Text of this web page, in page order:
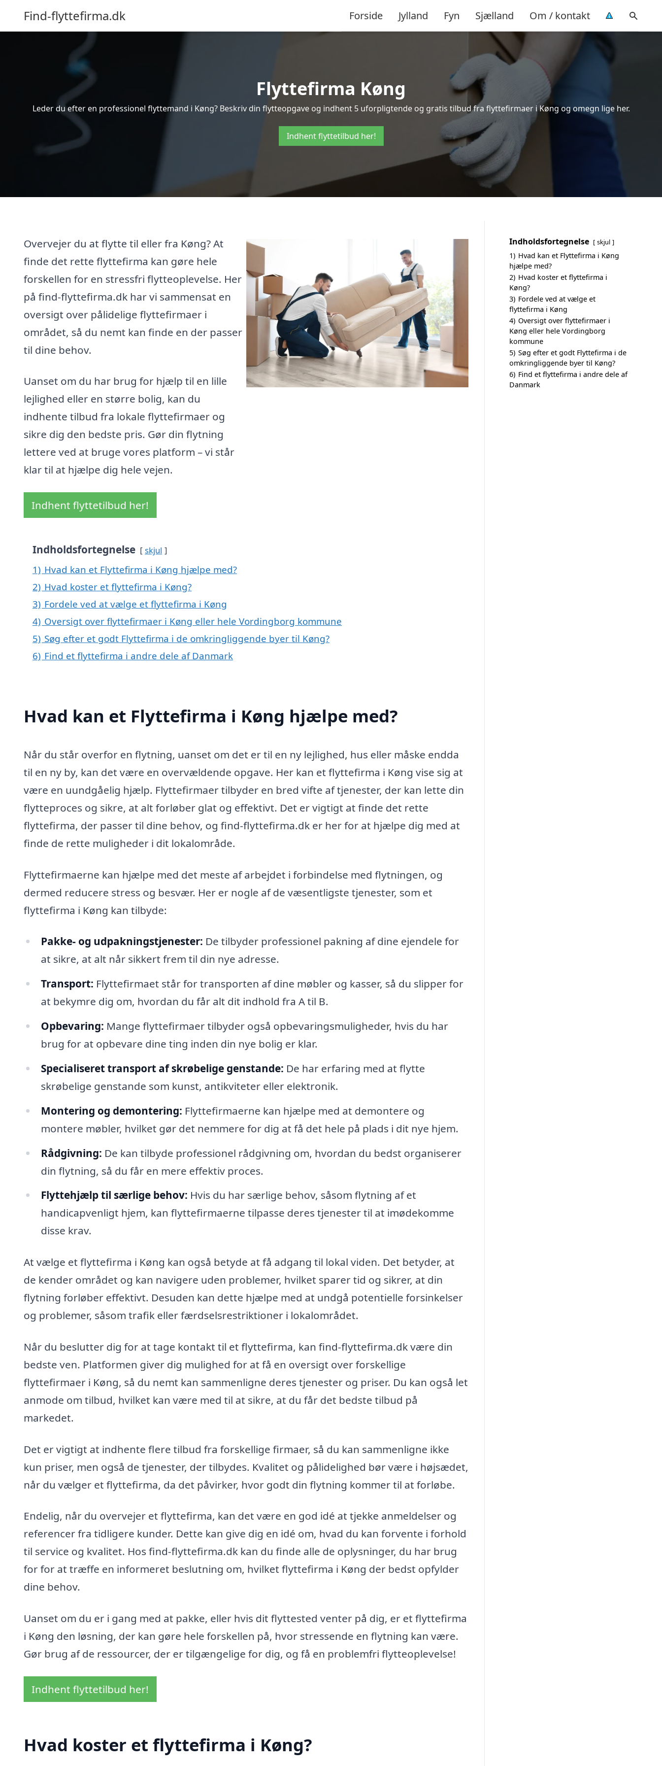
Find-flyttefirma.dk Forside Jylland Fyn Sjælland Om / kontakt
Flyttefirma Køng
Leder du efter en professionel flyttemand i Køng? Beskriv din flytteopgave og indhent 5 uforpligtende og gratis tilbud fra flyttefirmaer i Køng og omegn lige her.
Indhent flyttetilbud her!
Overvejer du at flytte til eller fra Køng? At
finde det rette flyttefirma kan gøre hele
forskellen for en stressfri flytteoplevelse. Her
på find-flyttefirma.dk har vi sammensat en
oversigt over pålidelige flyttefirmaer i
området, så du nemt kan finde en der passer
til dine behov.
Uanset om du har brug for hjælp til en lille
lejlighed eller en større bolig, kan du
indhente tilbud fra lokale flyttefirmaer og
sikre dig den bedste pris. Gør din flytning
lettere ved at bruge vores platform – vi står
klar til at hjælpe dig hele vejen.
Indhent flyttetilbud her!
Indholdsfortegnelse skjul
1) Hvad kan et Flyttefirma i Køng hjælpe med?
2) Hvad koster et flyttefirma i Køng?
3) Fordele ved at vælge et flyttefirma i Køng
4) Oversigt over flyttefirmaer i Køng eller hele Vordingborg kommune
5) Søg efter et godt Flyttefirma i de omkringliggende byer til Køng?
6) Find et flyttefirma i andre dele af Danmark
Hvad kan et Flyttefirma i Køng hjælpe med?
Når du står overfor en flytning, uanset om det er til en ny lejlighed, hus eller måske endda
til en ny by, kan det være en overvældende opgave. Her kan et flyttefirma i Køng vise sig at
være en uundgåelig hjælp. Flyttefirmaer tilbyder en bred vifte af tjenester, der kan lette din
flytteproces og sikre, at alt forløber glat og effektivt. Det er vigtigt at finde det rette
flyttefirma, der passer til dine behov, og find-flyttefirma.dk er her for at hjælpe dig med at
finde de rette muligheder i dit lokalområde.
Flyttefirmaerne kan hjælpe med det meste af arbejdet i forbindelse med flytningen, og
dermed reducere stress og besvær. Her er nogle af de væsentligste tjenester, som et
flyttefirma i Køng kan tilbyde:
Pakke- og udpakningstjenester: De tilbyder professionel pakning af dine ejendele for
at sikre, at alt når sikkert frem til din nye adresse.
Transport: Flyttefirmaet står for transporten af dine møbler og kasser, så du slipper for
at bekymre dig om, hvordan du får alt dit indhold fra A til B.
Opbevaring: Mange flyttefirmaer tilbyder også opbevaringsmuligheder, hvis du har
brug for at opbevare dine ting inden din nye bolig er klar.
Specialiseret transport af skrøbelige genstande: De har erfaring med at flytte
skrøbelige genstande som kunst, antikviteter eller elektronik.
Montering og demontering: Flyttefirmaerne kan hjælpe med at demontere og
montere møbler, hvilket gør det nemmere for dig at få det hele på plads i dit nye hjem.
Rådgivning: De kan tilbyde professionel rådgivning om, hvordan du bedst organiserer
din flytning, så du får en mere effektiv proces.
Flyttehjælp til særlige behov: Hvis du har særlige behov, såsom flytning af et
handicapvenligt hjem, kan flyttefirmaerne tilpasse deres tjenester til at imødekomme
disse krav.
At vælge et flyttefirma i Køng kan også betyde at få adgang til lokal viden. Det betyder, at
de kender området og kan navigere uden problemer, hvilket sparer tid og sikrer, at din
flytning forløber effektivt. Desuden kan dette hjælpe med at undgå potentielle forsinkelser
og problemer, såsom trafik eller færdselsrestriktioner i lokalområdet.
Når du beslutter dig for at tage kontakt til et flyttefirma, kan find-flyttefirma.dk være din
bedste ven. Platformen giver dig mulighed for at få en oversigt over forskellige
flyttefirmaer i Køng, så du nemt kan sammenligne deres tjenester og priser. Du kan også let
anmode om tilbud, hvilket kan være med til at sikre, at du får det bedste tilbud på
markedet.
Det er vigtigt at indhente flere tilbud fra forskellige firmaer, så du kan sammenligne ikke
kun priser, men også de tjenester, der tilbydes. Kvalitet og pålidelighed bør være i højsædet,
når du vælger et flyttefirma, da det påvirker, hvor godt din flytning kommer til at forløbe.
Endelig, når du overvejer et flyttefirma, kan det være en god idé at tjekke anmeldelser og
referencer fra tidligere kunder. Dette kan give dig en idé om, hvad du kan forvente i forhold
til service og kvalitet. Hos find-flyttefirma.dk kan du finde alle de oplysninger, du har brug
for for at træffe en informeret beslutning om, hvilket flyttefirma i Køng der bedst opfylder
dine behov.
Uanset om du er i gang med at pakke, eller hvis dit flyttested venter på dig, er et flyttefirma
i Køng den løsning, der kan gøre hele forskellen på, hvor stressende en flytning kan være.
Gør brug af de ressourcer, der er tilgængelige for dig, og få en problemfri flytteoplevelse!
Indhent flyttetilbud her!
Hvad koster et flyttefirma i Køng?
Indholdsfortegnelse skjul
1) Hvad kan et Flyttefirma i Køng
hjælpe med?
2) Hvad koster et flyttefirma i
Køng?
3) Fordele ved at vælge et
flyttefirma i Køng
4) Oversigt over flyttefirmaer i
Køng eller hele Vordingborg
kommune
5) Søg efter et godt Flyttefirma i de
omkringliggende byer til Køng?
6) Find et flyttefirma i andre dele af
Danmark